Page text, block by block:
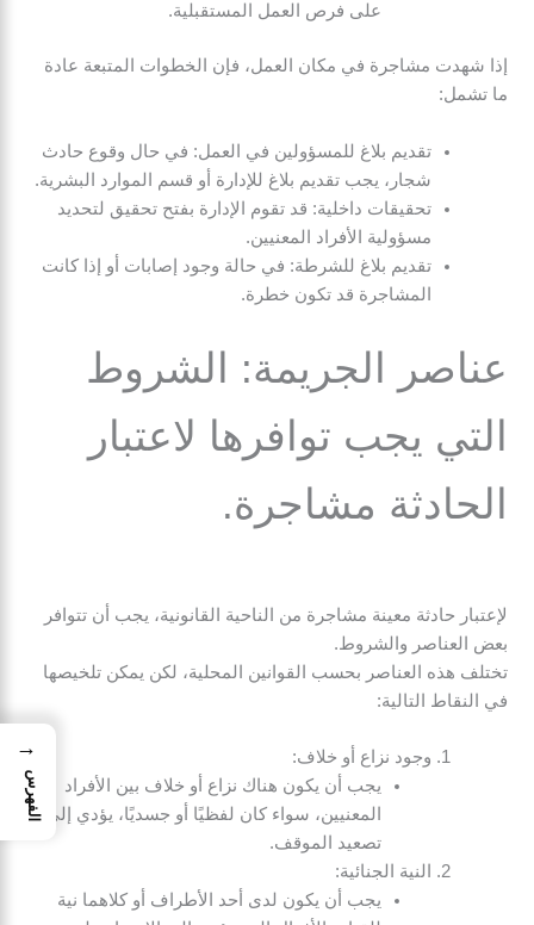
على فرص العمل المستقبلية.
إذا شهدت مشاجرة في مكان العمل، فإن الخطوات المتبعة عادة
ما تشمل:
تقديم بلاغ للمسؤولين في العمل: في حال وقوع حادث
شجار، يجب تقديم بلاغ للإدارة أو قسم الموارد البشرية.
تحقيقات داخلية: قد تقوم الإدارة بفتح تحقيق لتحديد
مسؤولية الأفراد المعنيين.
تقديم بلاغ للشرطة: في حالة وجود إصابات أو إذا كانت
المشاجرة قد تكون خطرة.
عناصر الجريمة: الشروط
التي يجب توافرها لاعتبار
الحادثة مشاجرة.
لإعتبار حادثة معينة مشاجرة من الناحية القانونية، يجب أن تتوافر
بعض العناصر والشروط.
تختلف هذه العناصر بحسب القوانين المحلية، لكن يمكن تلخيصها
في النقاط التالية:
وجود نزاع أو خلاف:
يجب أن يكون هناك نزاع أو خلاف بين الأفراد
المعنيين، سواء كان لفظيًا أو جسديًا، يؤدي إلى
تصعيد الموقف.
النية الجنائية:
يجب أن يكون لدى أحد الأطراف أو كلاهما نية
→
الفهرس